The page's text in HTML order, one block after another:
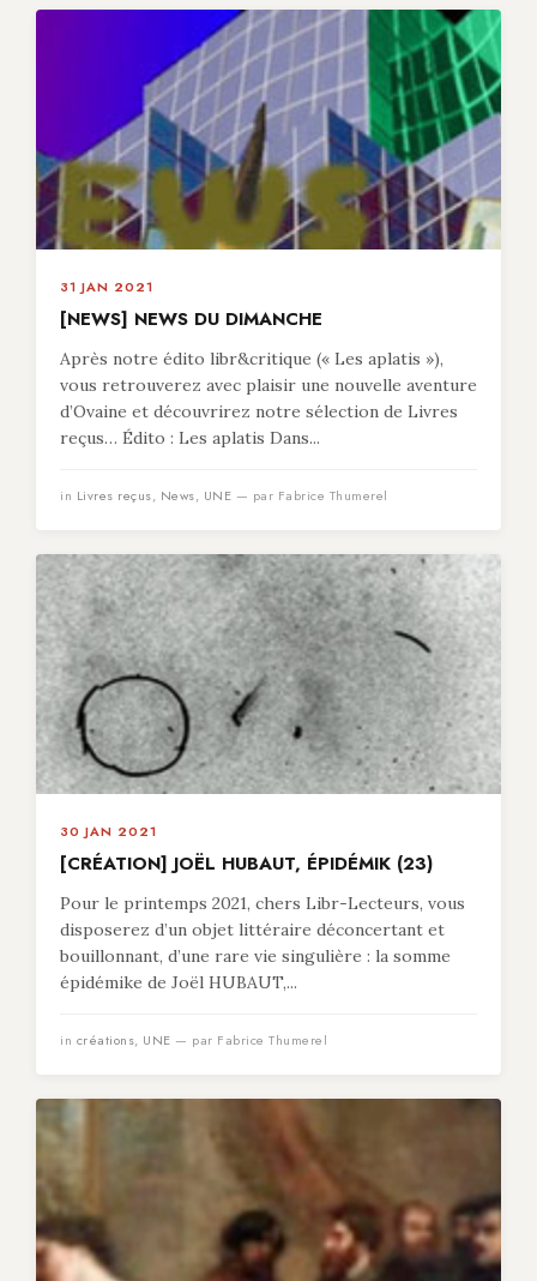
31 JAN 2021
[NEWS] NEWS DU DIMANCHE
Après notre édito libr&critique (« Les aplatis »),
vous retrouverez avec plaisir une nouvelle aventure
d’Ovaine et découvrirez notre sélection de Livres
reçus… Édito : Les aplatis Dans...
in Livres reçus, News, UNE — par Fabrice Thumerel
30 JAN 2021
[CRÉATION] JOËL HUBAUT, ÉPIDÉMIK (23)
Pour le printemps 2021, chers Libr-Lecteurs, vous
disposerez d’un objet littéraire déconcertant et
bouillonnant, d’une rare vie singulière : la somme
épidémike de Joël HUBAUT,...
in créations, UNE — par Fabrice Thumerel